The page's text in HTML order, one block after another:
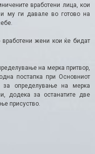
вработени лица, кои
му ги давале во готово на
вработени жени кои ќе бидат
на мерка притвор,
постапка при Основниот
за определување на мерка
додека за останатите две
присуство.